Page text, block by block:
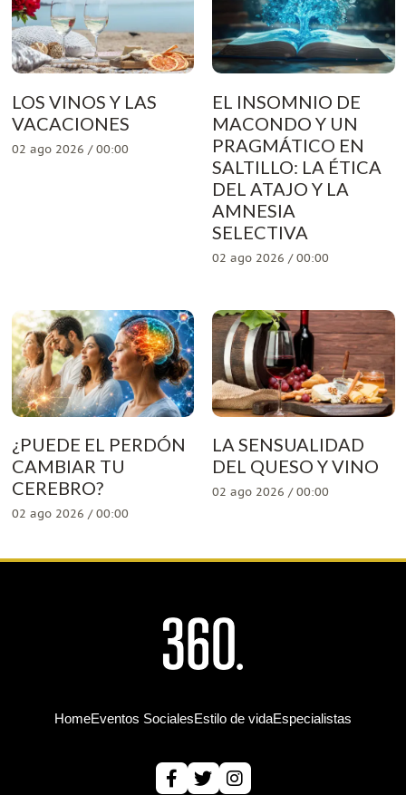
LOS VINOS Y LAS
VACACIONES
02 ago 2026 / 00:00
EL INSOMNIO DE
MACONDO Y UN
PRAGMÁTICO EN
SALTILLO: LA ÉTICA
DEL ATAJO Y LA
AMNESIA
SELECTIVA
02 ago 2026 / 00:00
¿PUEDE EL PERDÓN
CAMBIAR TU
CEREBRO?
02 ago 2026 / 00:00
LA SENSUALIDAD
DEL QUESO Y VINO
02 ago 2026 / 00:00
HomeEventos SocialesEstilo de vidaEspecialistas